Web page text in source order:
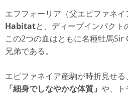
エフフォーリア（父エピファネ
Habitatと、ディープインパクト
この2つの血はともに名種牡馬
兄弟である。
エピファネイア産駒が時折見せ
「細身でしなやかな体質」 や、ト